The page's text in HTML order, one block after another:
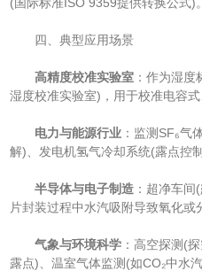
四、典型应用场景
​​高精度校准实验室​ ：作为湿
湿度校准实验室)，用于校准电容
​电力与能源行业​ ：监测SF₆
解)、发电机氢气冷却系统(露点控
​​半导体与电子制造​ ：超净车
片封装过程中水汽吸附导致氧化或
​​气象与环境科学​ ：高空探测(
露点)、温室气体监测(如CO₂中水